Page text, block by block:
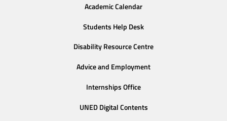
Academic Calendar
Students Help Desk
Disability Resource Centre
Advice and Employment
Internships Office
UNED Digital Contents